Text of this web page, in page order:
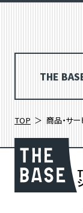
THE
TOP 商品・サー